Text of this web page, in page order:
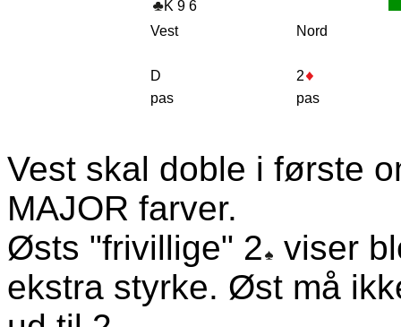
K 9 6
Vest Nord
D
2
pas
pas
Vest skal doble i første
MAJOR farver.
Østs "frivillige" 2 viser
ekstra styrke. Øst må